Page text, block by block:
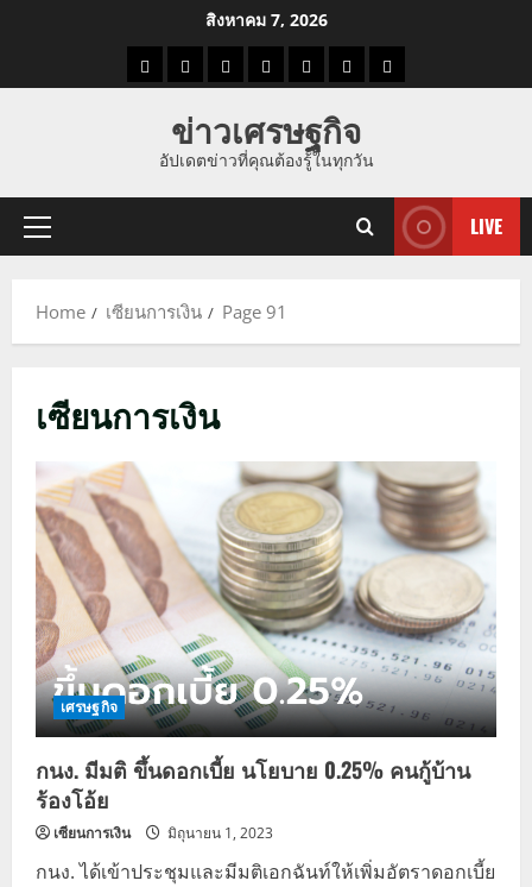
สิงหาคม 7, 2026
ราคาแนว
ราคา
ทอง
ข่าว
นี้
ข่าว
ดูด
ที่
ผู้ชาย
ข่าวเศรษฐกิจ
อัปเดตข่าวที่คุณต้องรู้ในทุกวัน
Primary
LIVE
Home เซียนการเงิน Page 91
เซียนการเงิน
เศรษฐกิจ
กนง. มีมติ ขึ้นดอกเบี้ย นโยบาย 0.25% คนกู้บ้าน
ร้องโอ้ย
เซียนการเงิน มิถุนายน 1, 2023
กนง. ได้เข้าประชุมและมีมติเอกฉันท์ให้เพิ่มอัตราดอกเบี้ย